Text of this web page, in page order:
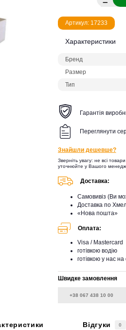
Артикул: 17233
Характеристики
Бренд
Размер
Тип
Гарантія
Переглянути
Знайшли дешевше?
Зверніть увагу: не всі
уточнюйте у Вашого
Доставка:
Самовивіз (Ви
Доставка по
«Нова пошта»
Оплата:
Visa / Mastercard
готівкою водію
готівкою у нас на
Швидке замовлення
Відгуки 0